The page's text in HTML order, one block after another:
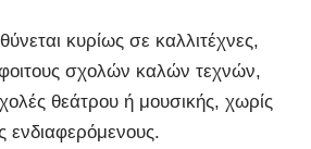
κυρίως σε καλλιτέχνες,
σχολών καλών τεχνών,
θεάτρου ή μουσικής, χωρίς
ενδιαφερόμενους.